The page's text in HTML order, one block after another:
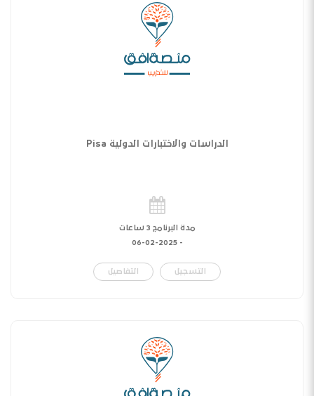
الدراسات والاختبارات الدولية Pisa
مدة البرنامج 3 ساعات
-
06-02-2025
التسجيل التفاصيل